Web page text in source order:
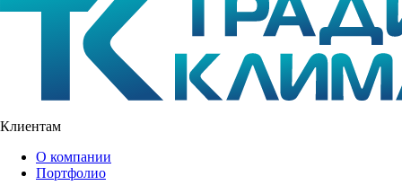
Клиентам
О компании
Портфолио